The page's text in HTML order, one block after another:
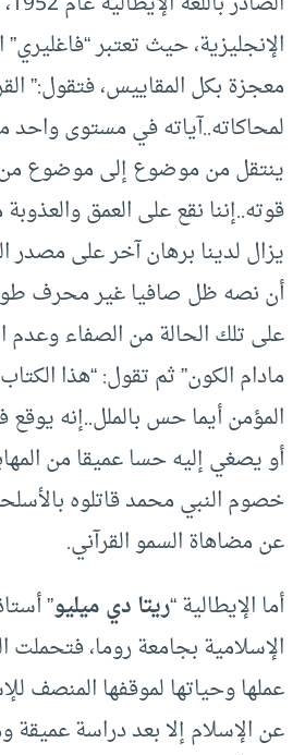
الإنجليزية، حيث تعتبر “فاغليري”
معجزة بكل المقاييس، فتقول:”
لمحاكاته..آياته في مستوى واحد
ينتقل من موضوع إلى موضوع
قوته..إننا نقع على العمق
يزال لدينا برهان آخر على مصدر
أن نصه ظل صافيا غير محرف
على تلك الحالة من الصفاء وعدم
مادام الكون” ثم تقول: “هذا
المؤمن أيما حس بالملل..إنه
أو يصغي إليه حسا عميقا من
خصوم النبي محمد قاتلوه
عن مضاهاة السمو القرآني.
أما الإيطالية “ريتا دي ميليو”
الإسلامية بجامعة روما، فتحملت
عملها وحياتها لموقفها المنصف
عن الإسلام إلا بعد دراسة عميقة